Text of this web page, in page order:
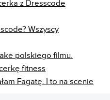
z Dresscode
Wszyscy
polskiego filmu.
fitness
Fagatę. I to na scenie